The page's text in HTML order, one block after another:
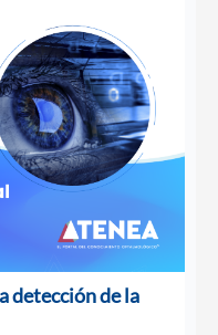
detección de la